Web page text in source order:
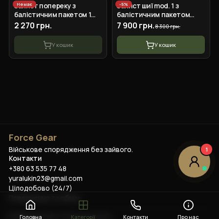
Немає
Захист попереку з
балістичним пакетом 1
клас захисту Militex
cordura USA Multicam
2 270 грн.
У кошик
-5%
Захист шиї mod. 1 з
балістичним пакетом
Militex cordura USA
Multicam
7 900 грн.8 300 грн.
У кошик
Force Gear
Військове спорядження без зайвого.
Контакти
+380 63 535 77 48
yuralukin23@gmail.com
Цілодобово (24/7)
Повернення та обмін
2026Force Gear . Усі права захищено.
Головна Категорії Контакти Про нас
1